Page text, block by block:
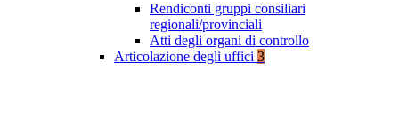
Rendiconti gruppi consiliari
regionali/provinciali
Atti degli organi di controllo
Articolazione degli uffici 3